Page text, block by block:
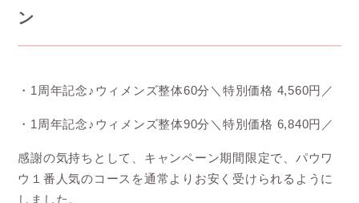
ン
・1周年記念♪ウィメンズ整体60分＼特別価格 4,560円／
・1周年記念♪ウィメンズ整体90分＼特別価格 6,840円／
感謝の気持ちとして、キャンペーン期間限定で、パウワ
ウ１番人気のコースを通常よりお安く受けられるように
しました。